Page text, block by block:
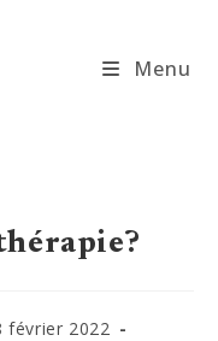
Menu
février 2022